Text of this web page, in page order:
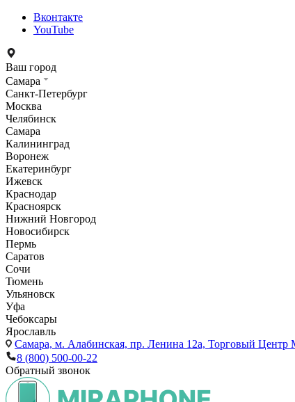
Вконтакте
YouTube
Ваш город
Самара
Санкт-Петербург
Москва
Челябинск
Самара
Калининград
Воронеж
Екатеринбург
Ижевск
Краснодар
Красноярск
Нижний Новгород
Новосибирск
Пермь
Саратов
Сочи
Тюмень
Ульяновск
Уфа
Чебоксары
Ярославль
Самара, м. Алабинская, пр. Ленина 12а, Торговый Центр
8 (800) 500-00-22
Обратный звонок